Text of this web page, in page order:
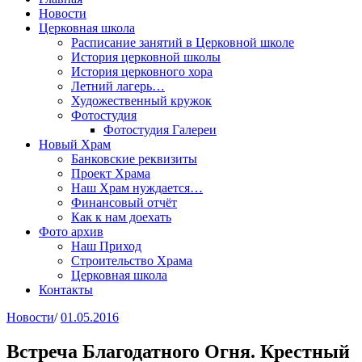
Новости
Церковная школа
Расписание занятий в Церковной школе
История церковной школы
История церковного хора
Летний лагерь…
Художественный кружок
Фотостудия
Фотостудия Галереи
Новый Храм
Банковские реквизиты
Проект Храма
Наш Храм нуждается…
Финансовый отчёт
Как к нам доехать
Фото архив
Наш Приход
Строительство Храма
Церковная школа
Контакты
Новости/ 01.05.2016
Встреча Благодатного Огня. Крестный